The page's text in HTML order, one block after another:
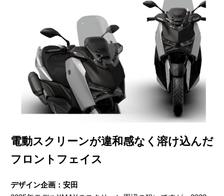
電動スクリーンが違和感なく溶け込んだ
フロントフェイス
デザイン企画：安田